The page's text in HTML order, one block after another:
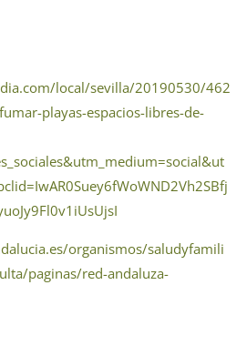
local/sevilla/20190530/462
playas-espacios-libres-de-
organismos/saludyfamili
paginas/red-andaluza-